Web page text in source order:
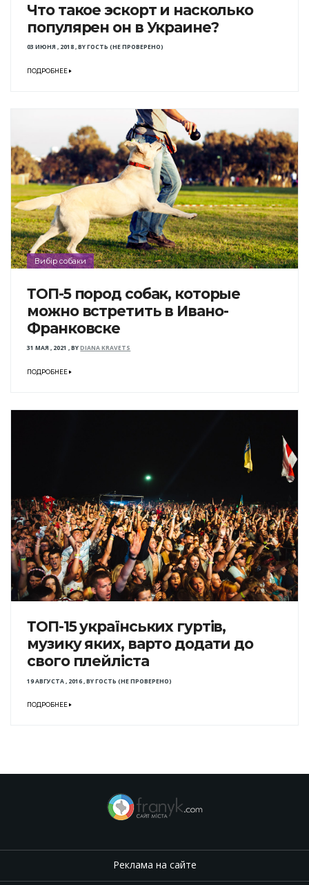
Что такое эскорт и насколько
популярен он в Украине?
03 ИЮНЯ , 2018,BYГОСТЬ (НЕ ПРОВЕРЕНО)
ПОДРОБНЕЕ
Вибір собаки
ТОП-5 пород собак, которые
можно встретить в Ивано-
Франковске
31 МАЯ , 2021 ,BYDIANA KRAVETS
ПОДРОБНЕЕ
ТОП-15 українських гуртів,
музику яких, варто додати до
свого плейліста
19 АВГУСТА , 2016,BYГОСТЬ (НЕ ПРОВЕРЕНО)
ПОДРОБНЕЕ
Реклама на сайте